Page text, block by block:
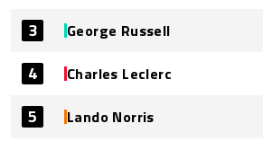
3 George Russell
4 Charles Leclerc
5 Lando Norris